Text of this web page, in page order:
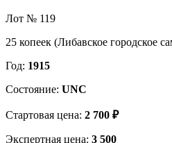
Лот № 119
25 копеек (Либавское городское
Год: 1915
Состояние: UNC
Стартовая цена: 2 700 ₽
Экспертная цена: 3 500